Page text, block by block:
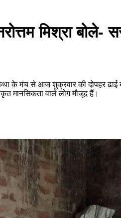
मिश्रा बोले-
के मंच से आज शुक्रवार की दोपहर
मानसिकता वाले लोग मौजूद हैं।